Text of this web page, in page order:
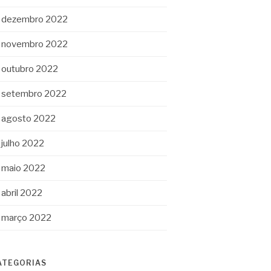
dezembro 2022
novembro 2022
outubro 2022
setembro 2022
agosto 2022
julho 2022
maio 2022
abril 2022
março 2022